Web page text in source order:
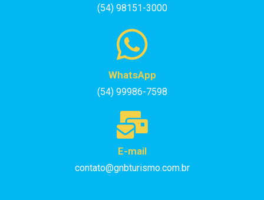
(54) 98151-3000
WhatsApp
(54) 99986-7598
E-mail
contato@gnbturismo.com.br